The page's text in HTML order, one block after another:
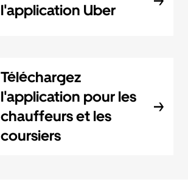
l'application Uber
Téléchargez
l'application pour les
chauffeurs et les
coursiers